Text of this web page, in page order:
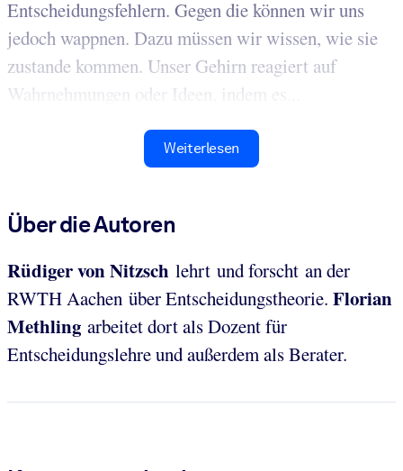
Entscheidungsfehlern. Gegen die können wir uns
jedoch wappnen. Dazu müssen wir wissen, wie sie
zustande kommen. Unser Gehirn reagiert auf
Wahrnehmungen oder Ideen, indem es...
Weiterlesen
Über die Autoren
Rüdiger von Nitzsch lehrt und forscht an der
RWTH Aachen über Entscheidungstheorie. Florian
Methling arbeitet dort als Dozent für
Entscheidungslehre und außerdem als Berater.